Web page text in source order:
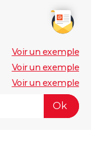
Voir un exemple
Voir un exemple
Voir un exemple